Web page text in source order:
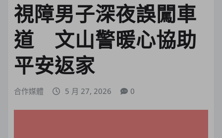
視障男子深夜誤闖車
道 文山警暖心協助
平安返家
合作媒體 5 月 27, 2026 0